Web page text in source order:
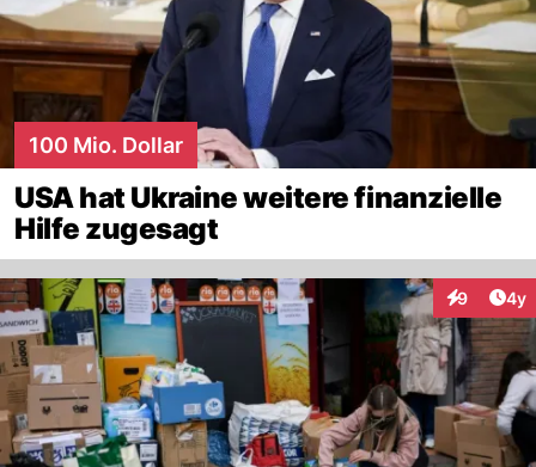
100 Mio. Dollar
USA hat Ukraine weitere finanzielle
Hilfe zugesagt
9 4y